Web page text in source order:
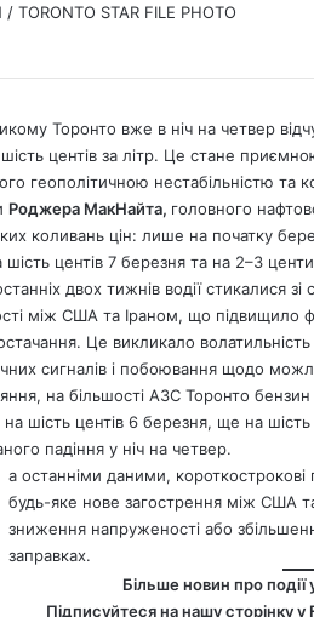
TORONTO STAR FILE PHOTO
Торонто вже в ніч на четвер
центів за літр. Це стане
геополітичною нестабільністю та
Роджера МакНайта, головного
коливань цін: лише на початку
центів 7 березня та на 2–3 центи
двох тижнів водії стикалися
між США та Іраном, що підвищило
Це викликало
сигналів і побоювання щодо
на більшості АЗС Торонто
на шість центів 6 березня, ще на
падіння у ніч на четвер.
а останніми даними,
будь-яке нове загострення між США
зниження напруженості або
заправках.
Більше новин про події
Підписуйтеся на нашу сторінку у